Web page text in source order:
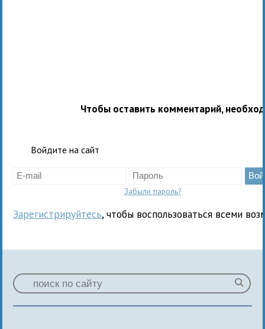
Чтобы оставить комментарий,
Войдите на сайт
Забыли пароль?
Зарегистрируйтесь, чтобы воспользоваться всеми